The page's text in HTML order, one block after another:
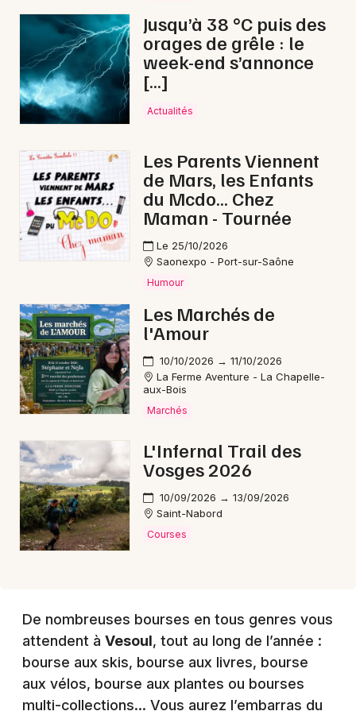
Bourses en Bourgogne-Franche-Comté
Newsletter des sorties
Actus à Vesoul
Magazine à Vesoul
70 - Haute-Saône
Choisir mes départements
Mon email
Je m'abonne
Jusqu’à 38 °C puis des
orages de grêle : le
week-end s’annonce
[…]
Actualités
Les Parents Viennent
de Mars, les Enfants
du Mcdo... Chez
Maman - Tournée
Le 25/10/2026
Saonexpo - Port-sur-Saône
Humour
Les Marchés de
l'Amour
10/10/2026 → 11/10/2026
La Ferme Aventure - La Chapelle-
aux-Bois
Marchés
L'Infernal Trail des
Vosges 2026
10/09/2026 → 13/09/2026
Saint-Nabord
Courses
De nombreuses bourses en tous genres vous
attendent à Vesoul, tout au long de l’année :
bourse aux skis, bourse aux livres, bourse
aux vélos, bourse aux plantes ou bourses
multi-collections… Vous aurez l’embarras du